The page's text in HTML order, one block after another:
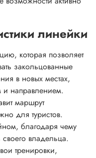
линейки
которая позволяет
закольцованные
в новых местах,
и направлением.
маршрут
для туристов.
благодаря чему
владельца.
тренировки,